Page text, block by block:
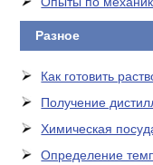
Разное
Как готовить
Получение
Химическая
Определение